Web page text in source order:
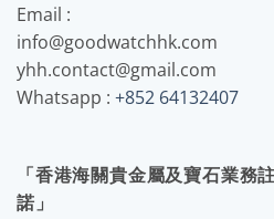
Email :
info@goodwatchhk.com
yhh.contact@gmail.com
Whatsapp : +852 64132407
「香港海關貴金屬及寶石業務
諾」